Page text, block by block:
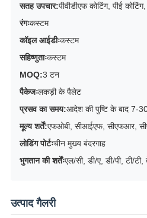
सतह उपचार:पीवीडीएफ कोटिंग, पीई कोटिंग,
रंगःकस्टम
कॉइल आईडीःकस्टम
सहिष्णुताःकस्टम
MOQ:3 टन
पैकेजःलकड़ी के पैलेट
प्रसव का समय:आदेश की पुष्टि के बाद 7-
मूल्य शर्तें:एफओबी, सीआईएफ, सीएफआर,
लोडिंग पोर्टःचीन मुख्य बंदरगाह
भुगतान की शर्तेंःएल/सी, डी/ए, डी/पी, टी/टी,
उत्पाद गैलरी